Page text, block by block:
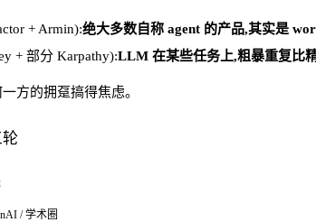
+ Armin):绝大多数自称 agent 的产品,其实是
+ 部分 Karpathy):LLM 在某些任务上,粗暴重复比
方的拥趸搞得焦虑。
/ 学术圈